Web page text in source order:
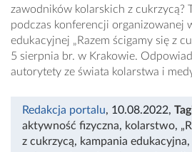
zawodników kolarskich z cukrzycą?
podczas konferencji organizowanej
edukacyjnej „Razem ścigamy się z
5 sierpnia br. w Krakowie.
autorytety ze świata kolarstwa i
Redakcja portalu, 10.08.2022,
aktywność fizyczna, kolarstwo,
z cukrzycą, kampania edukacyjna,